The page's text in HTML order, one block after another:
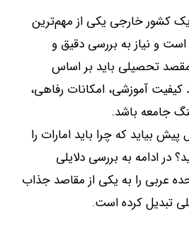
کشور خارجی یکی از مهم‌ترین
و نیاز به بررسی دقیق و
تحصیلی باید بر اساس
کیفیت آموزشی، امکانات رفاهی،
جامعه باشد.
بیاید که چرا باید امارات را
در ادامه به بررسی دلایلی
عربی را به یکی از مقاصد جذاب
تبدیل کرده است.